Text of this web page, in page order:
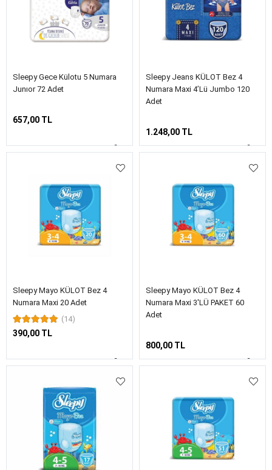
Sleepy Gece Külotu 5 Numara
Junıor 72 Adet
657,00 TL
Sleepy Jeans KÜLOT Bez 4
Numara Maxi 4’lü Jumbo 120
Adet
1.248,00 TL
Sleepy Mayo KÜLOT Bez 4
Numara Maxi 20 Adet
(14)
390,00 TL
Sleepy Mayo KÜLOT Bez 4
Numara Maxi 3'LÜ PAKET 60
Adet
800,00 TL